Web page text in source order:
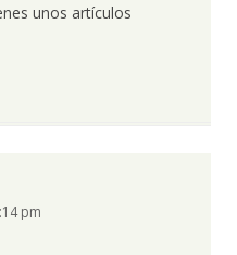
unos artículos
pm